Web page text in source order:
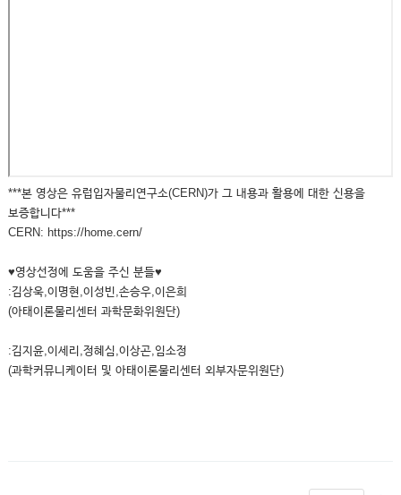
***본 영상은 유럽입자물리연구소(CERN)가 그 내용과 활용에 대한 신용을
보증합니다***
CERN: https://home.cern/
♥영상선정에 도움을 주신 분들♥
:김상욱,이명현,이성빈,손승우,이은희
(아태이론물리센터 과학문화위원단)
:김지윤,이세리,정혜심,이상곤,임소정
(과학커뮤니케이터 및 아태이론물리센터 외부자문위원단)